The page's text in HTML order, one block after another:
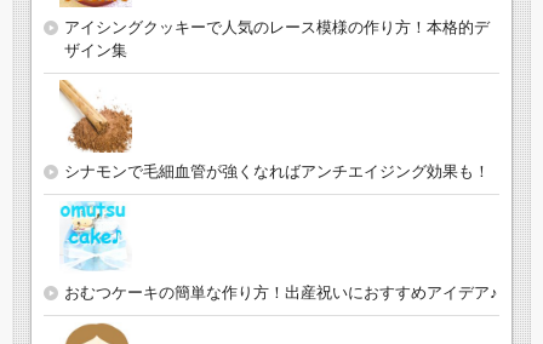
アイシングクッキーで人気のレース模様の作り方！本格的デ
ザイン集
シナモンで毛細血管が強くなればアンチエイジング効果も！
おむつケーキの簡単な作り方！出産祝いにおすすめアイデア♪